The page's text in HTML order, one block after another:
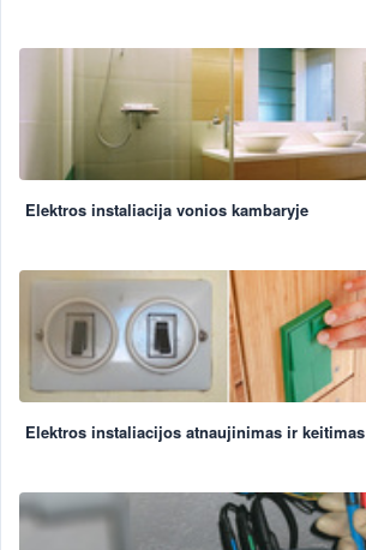
Elektros instaliacija vonios kambaryje
Elektros instaliacijos atnaujinimas ir keitimas